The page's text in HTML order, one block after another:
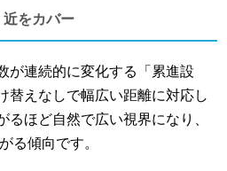
をカバー
が連続的に変化する「累進設
替えなしで幅広い距離に対応し
るほど自然で広い視界になり、
る傾向です。